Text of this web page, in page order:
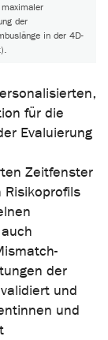
der
in der 4D-
für die
Evaluierung
Zeitfenster
Risikoprofils
der
und
und